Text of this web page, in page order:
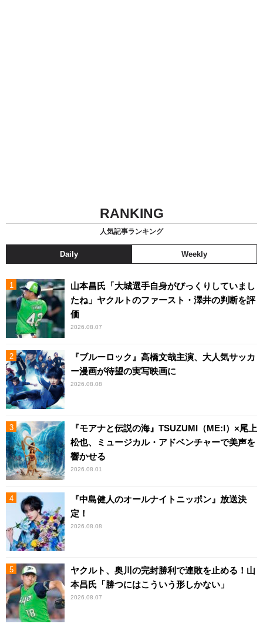
RANKING
人気記事ランキング
Daily Weekly
山本昌氏「大城選手自身がびっくりしていまし
たね」ヤクルトのファースト・澤井の判断を評
価
2026.08.07
『ブルーロック』高橋文哉主演、大人気サッカ
ー漫画が待望の実写映画に
2026.08.08
『モアナと伝説の海』TSUZUMI（ME:I）×尾上
松也、ミュージカル・アドベンチャーで美声を
響かせる
2026.08.01
『中島健人のオールナイトニッポン』放送決
定！
2026.08.08
ヤクルト、奥川の完封勝利で連敗を止める！山
本昌氏「勝つにはこういう形しかない」
2026.08.07